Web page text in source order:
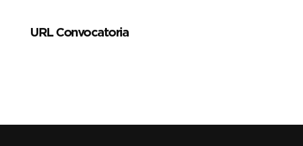
URL Convocatoria